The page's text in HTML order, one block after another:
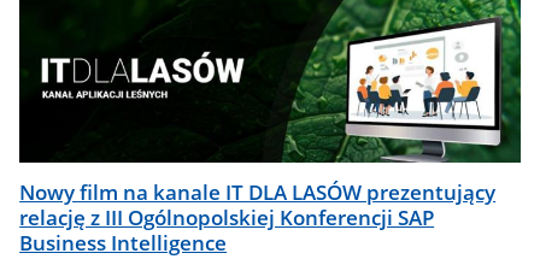
Nowy film na kanale IT DLA LASÓW prezentujący
relację z III Ogólnopolskiej Konferencji SAP
Business Intelligence